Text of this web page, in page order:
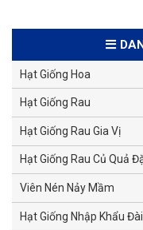
Hạt Giống Hoa
Hạt Giống Rau
Hạt Giống Rau Gia Vị
Hạt Giống Rau Củ Quả
Viên Nén Nảy Mầm
Hạt Giống Nhập Khẩu